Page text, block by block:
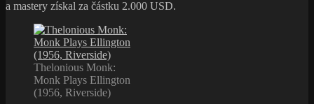
a mastery získal za částku 2.000 USD.
Thelonious Monk:
Monk Plays Ellington
(1956, Riverside)